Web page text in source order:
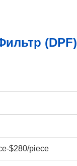
(DPF)
$280/piece